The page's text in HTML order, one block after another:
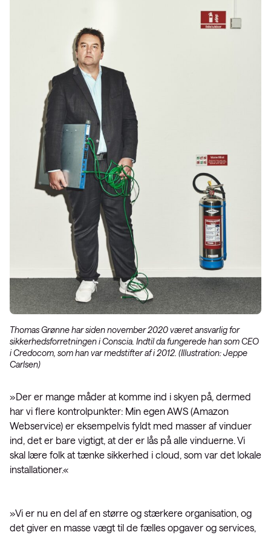
Thomas Grønne har siden november 2020 været ansvarlig for
sikkerhedsforretningen i Conscia. Indtil da fungerede han som CEO
i Credocom, som han var medstifter af i 2012. (Illustration: Jeppe
Carlsen)
»Der er mange måder at komme ind i skyen på, dermed
har vi flere kontrolpunkter: Min egen AWS (Amazon
Webservice) er eksempelvis fyldt med masser af vinduer
ind, det er bare vigtigt, at der er lås på alle vinduerne. Vi
skal lære folk at tænke sikkerhed i cloud, som var det lokale
installationer.«
»Vi er nu en del af en større og stærkere organisation, og
det giver en masse vægt til de fælles opgaver og services,